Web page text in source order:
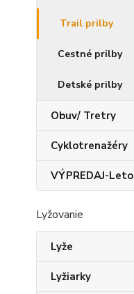
Trail prilby
Cestné prilby
Detské prilby
Obuv/ Tretry
Cyklotrenažéry
VÝPREDAJ-Leto
Lyžovanie
Lyže
Lyžiarky